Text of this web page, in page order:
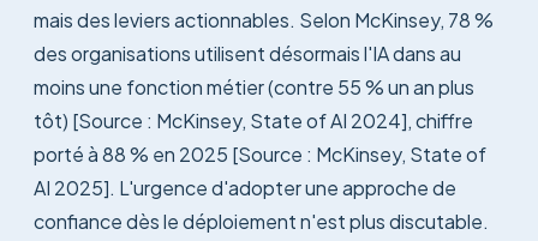
mais des leviers actionnables. Selon McKinsey, 78 %
des organisations utilisent désormais l'IA dans au
moins une fonction métier (contre 55 % un an plus
tôt) [Source : McKinsey, State of AI 2024], chiffre
porté à 88 % en 2025 [Source : McKinsey, State of
AI 2025]. L'urgence d'adopter une approche de
confiance dès le déploiement n'est plus discutable.